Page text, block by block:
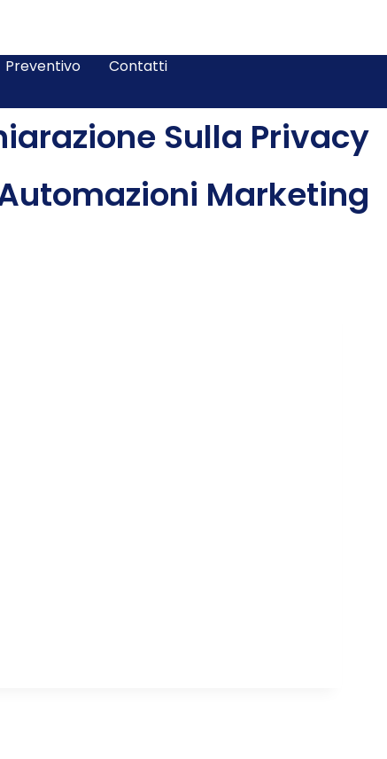
Preventivo Contatti
Sulla Privacy
Marketing